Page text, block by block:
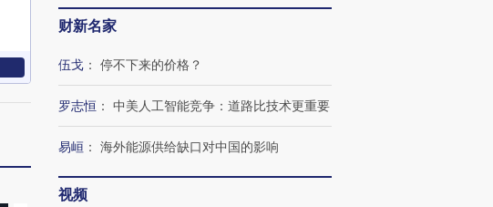
财新名家
伍戈 ： 停不下来的价格？
罗志恒 ： 中美人工智能竞争：道路比技术更重要
易峘 ： 海外能源供给缺口对中国的影响
视频